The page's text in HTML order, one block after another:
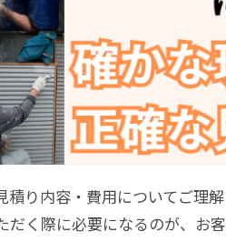
り内容・費用についてご理
く際に必要になるのが、お